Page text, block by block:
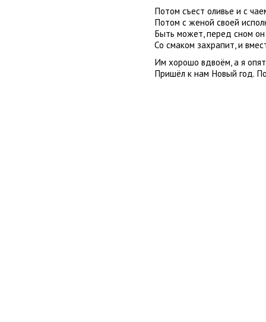
Потом съест оливье и с
Потом с женой своей
Быть может, перед сном
Со смаком захрапит, и
Им хорошо вдвоём, а я
Пришёл к нам Новый год.